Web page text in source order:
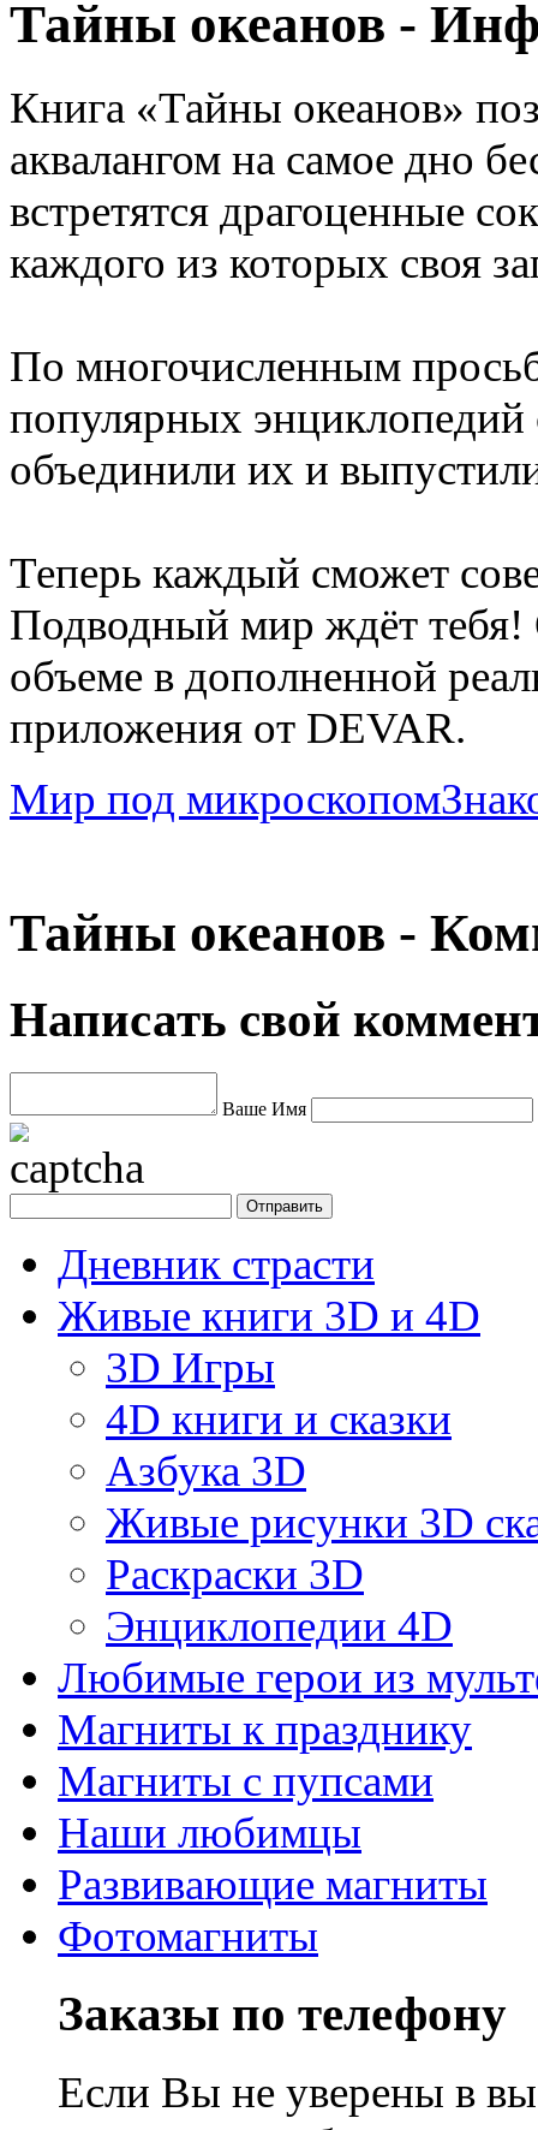
Тайны океанов -
Книга «Тайны океанов»
аквалангом на самое дно
встретятся драгоценные
каждого из которых своя
По многочисленным
популярных энциклопедий
объединили их и
Теперь каждый сможет
Подводный мир ждёт
объеме в дополненной
приложения от DEVAR.
Мир под микроскопом
Тайны океанов -
Написать свой
Ваше Имя
Дневник страсти
Живые книги 3D и 4D
3D Игры
4D книги и сказки
Азбука 3D
Живые рисунки 3D
Раскраски 3D
Энциклопедии 4D
Любимые герои из
Магниты к празднику
Магниты с пупсами
Наши любимцы
Развивающие магниты
Фотомагниты
Заказы по телефону
Если Вы не уверены в